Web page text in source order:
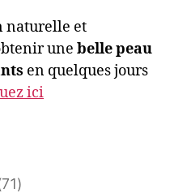
naturelle et
une belle peau
en quelques jours
ici